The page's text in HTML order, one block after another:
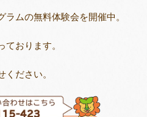
ラムの無料体験会を開催中。
ております。
ください。